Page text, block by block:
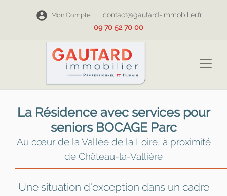
Mon Compte
contact@gautard-immobilier.fr
09 70 52 70 00
La Résidence avec services pour
seniors BOCAGE Parc
Au cœur de la Vallée de la Loire, à proximité
de Château-la-Vallière
Une situation d'exception dans un cadre